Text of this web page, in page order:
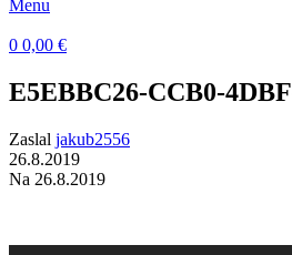
Menu
0 0,00 €
E5EBBC26-CCB0-
Zaslal jakub2556
26.8.2019
Na 26.8.2019